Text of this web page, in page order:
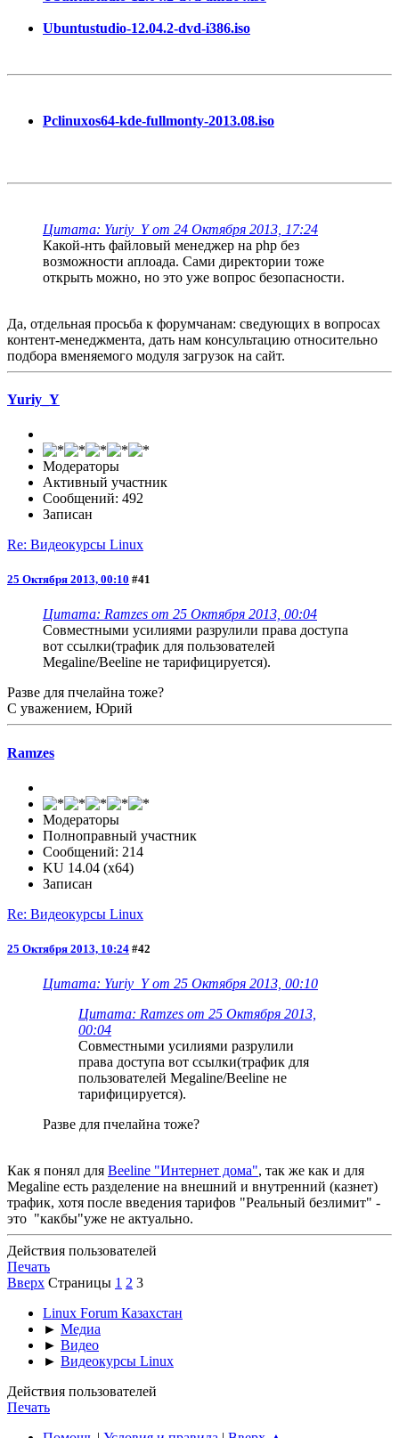
Ubuntustudio-12.04.2-dvd-i386.iso
Pclinuxos64-kde-fullmonty-2013.08.iso
Цитата: Yuriy_Y от 24 Октября 2013, 17:24
Какой-нть файловый менеджер на php без
возможности аплоада. Сами директории тоже
открыть можно, но это уже вопрос безопасности.
Да, отдельная просьба к форумчанам: сведующих в вопросах
контент-менеджмента, дать нам консультацию относительно
подбора вменяемого модуля загрузок на сайт.
Yuriy_Y
Модераторы
Активный участник
Сообщений: 492
Записан
Re: Видеокурсы Linux
25 Октября 2013, 00:10 #41
Цитата: Ramzes от 25 Октября 2013, 00:04
Совместными усилиями разрулили права доступа
вот ссылки(трафик для пользователей
Megaline/Beeline не тарифицируется).
Разве для пчелайна тоже?
С уважением, Юрий
Ramzes
Модераторы
Полноправный участник
Сообщений: 214
KU 14.04 (x64)
Записан
Re: Видеокурсы Linux
25 Октября 2013, 10:24 #42
Цитата: Yuriy_Y от 25 Октября 2013, 00:10
Цитата: Ramzes от 25 Октября 2013,
00:04
Совместными усилиями разрулили
права доступа вот ссылки(трафик для
пользователей Megaline/Beeline не
тарифицируется).
Разве для пчелайна тоже?
Как я понял для Beeline "Интернет дома", так же как и для
Megaline есть разделение на внешний и внутренний (казнет)
трафик, хотя после введения тарифов "Реальный безлимит" -
это "какбы"уже не актуально.
Действия пользователей
Печать
Вверх Страницы 1 2 3
Linux Forum Казахстан
► Медиа
► Видео
► Видеокурсы Linux
Действия пользователей
Печать